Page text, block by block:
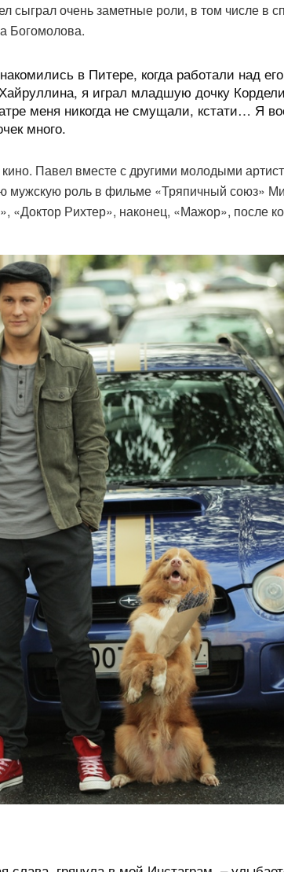
сыграл очень заметные роли, в том числе в
Богомолова.
в Питере, когда работали над
я играл младшую дочку
меня никогда не смущали, кстати… Я
много.
Павел вместе с другими молодыми
мужскую роль в фильме «Тряпичный союз»
Рихтер», наконец, «Мажор», после